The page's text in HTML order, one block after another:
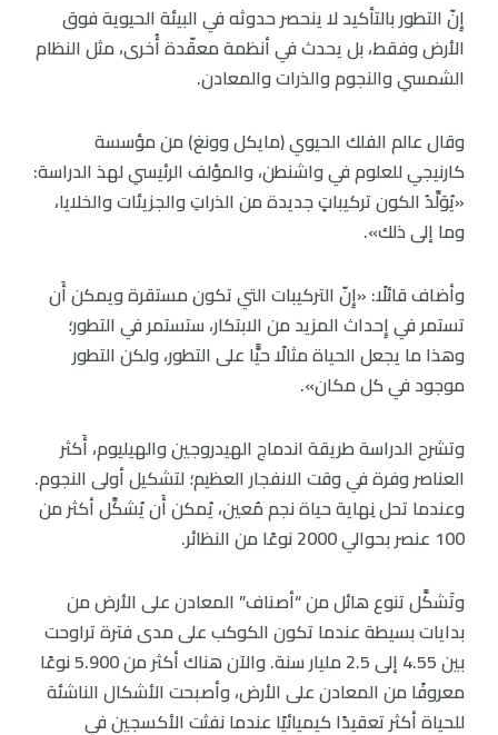
إِنّ التطور بالتأكيد لا ينحصر حدوثه في البيئة الحيوية فوق
الأرض وفقط، بل يحدث في أنظمة معقّدة أُخرى، مثل النظام
الشمسي والنجوم والذرات والمعادن.
وقال عالم الفلك الحيوي (مايكل وونغ) من مؤسسة
كارنيجي للعلوم في واشنطن، والمؤلف الرئيسي لهذ الدراسة:
«يُوَلِّدُ الكون تركيباتٍ جديدة من الذراتِ والجزيئات والخلايا،
وما إلى ذلك».
وأضاف قائلًا: «إِنّ التركيبات التي تكون مستقرة ويمكن أَن
تستمر في إِحداث المزيد من الابتكار، ستستمر في التطور؛
وهذا ما يجعل الحياة مثالًا حيًّا على التطور، ولكن التطور
موجود في كل مكان».
وتشرح الدراسة طريقة اندماج الهيدروجين والهيليوم، أَكثر
العناصر وفرة في وقت الانفجار العظيم؛ لتشكيل أولى النجوم.
وعندما تحل نِهاية حياة نجم مُعين، يُمكن أَن يُشكِّل أكثر من
100 عنصر بحوالي 2000 نوعًا من النظائر.
وتَشكَّل تنوع هائل من “أصناف” المعادن على الأرض من
بدايات بسيطة عندما تكون الكوكب على مدى فترة تراوحت
بين 4.55 إلى 2.5 مليار سنة. والآن هناك أكثر من 5.900 نوعًا
معروفًا من المعادن على الأرض، وأصبحت الأشكال الناشئة
للحياة أكثر تعقيدًا كيميائيًا عندما نفثت الأكسجين في